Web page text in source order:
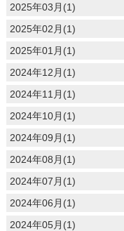
2025年03月(1)
2025年02月(1)
2025年01月(1)
2024年12月(1)
2024年11月(1)
2024年10月(1)
2024年09月(1)
2024年08月(1)
2024年07月(1)
2024年06月(1)
2024年05月(1)